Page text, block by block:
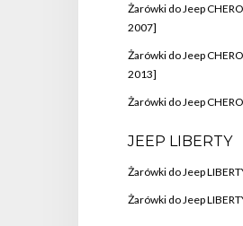
Żarówki do Jeep
2007]
Żarówki do Jeep
2013]
Żarówki do Jeep
JEEP LIBERTY
Żarówki do Jeep
Żarówki do Jeep